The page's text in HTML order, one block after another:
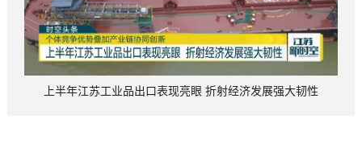
上半年江苏工业品出口表现亮眼 折射经济发展强大韧性